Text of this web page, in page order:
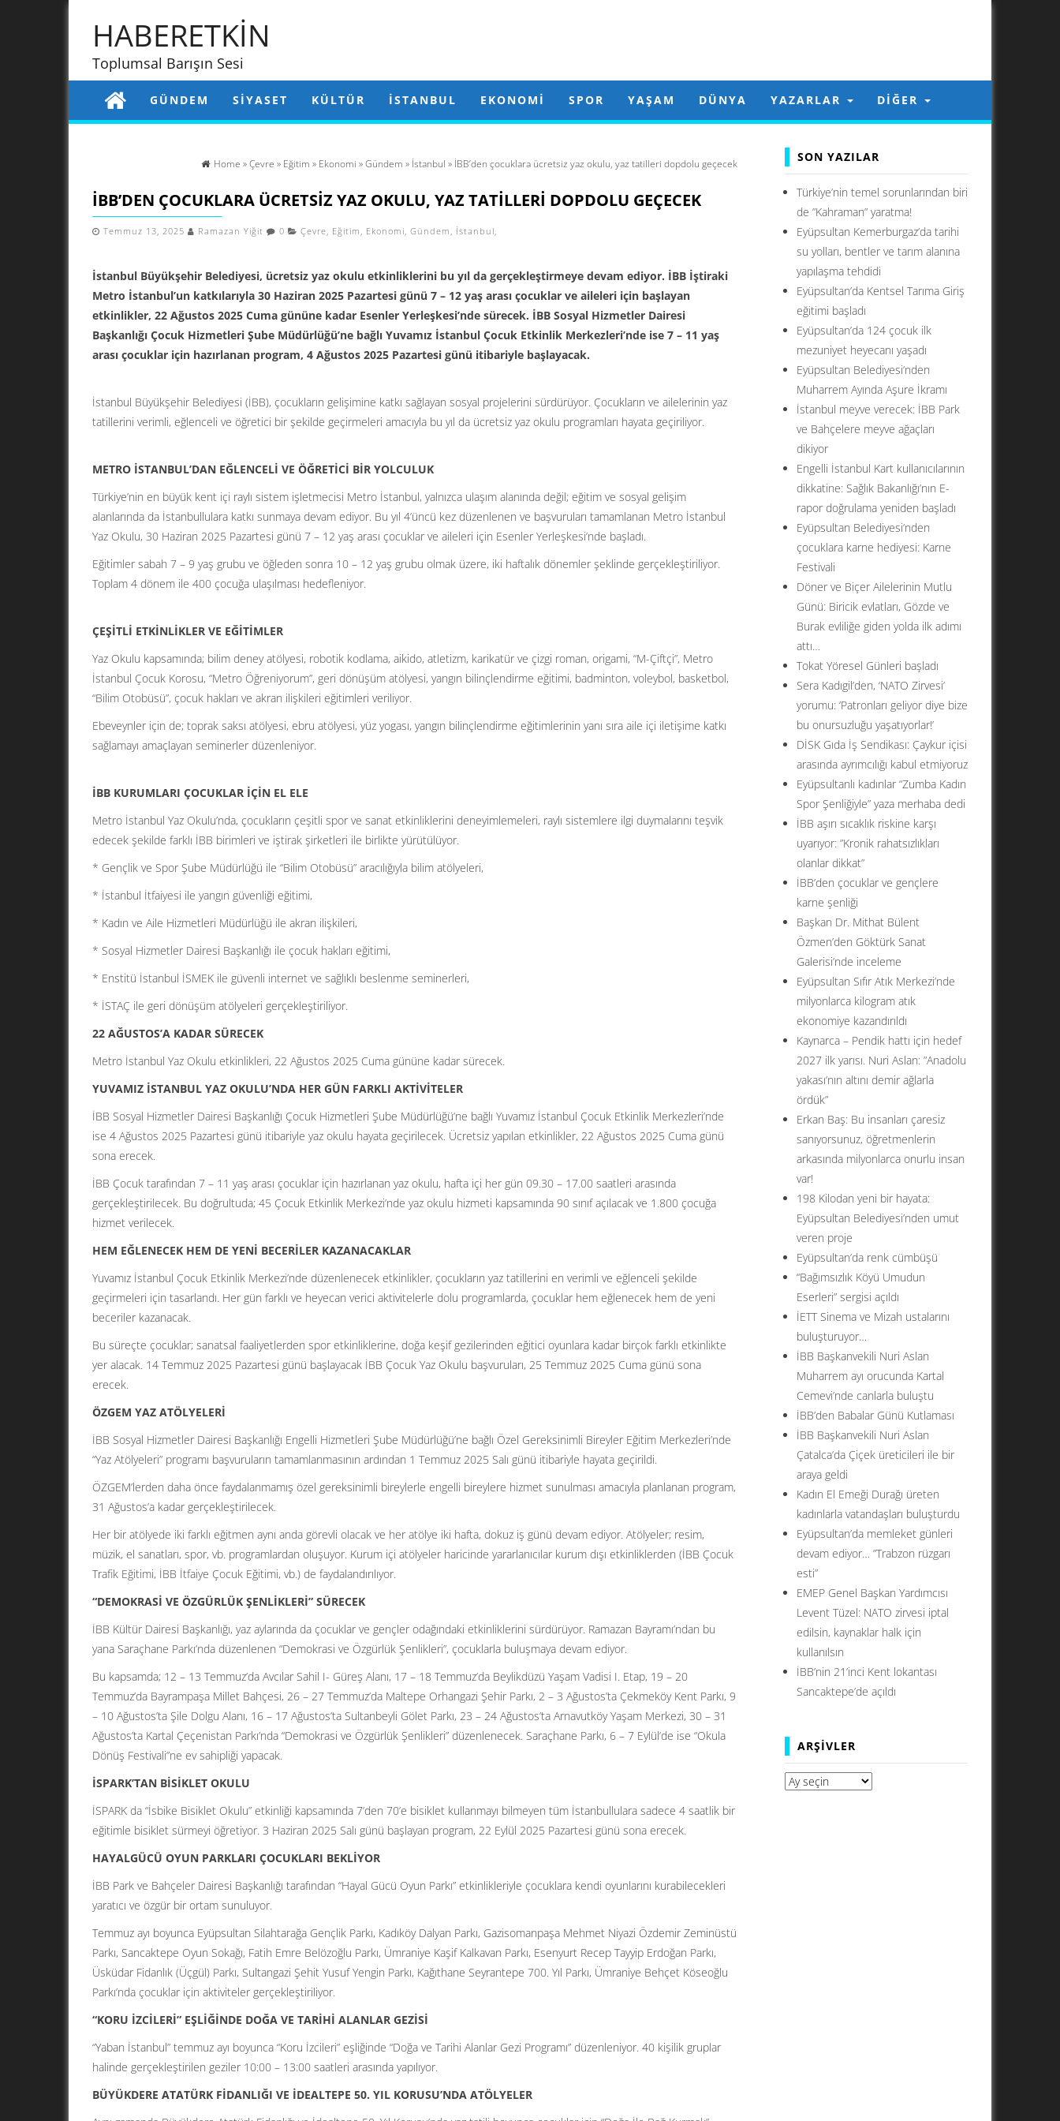
HABERETKİN
Toplumsal Barışın Sesi
GÜNDEM SIYASET KÜLTÜR İSTANBUL EKONOMI SPOR YAŞAM DÜNYA YAZARLAR DIĞER
Home »Çevre » Eğitim » Ekonomi »Gündem » İstanbul » İBB’den çocuklara ücretsiz yaz okulu, yaz tatilleri dopdolu geçecek
İBB’DEN ÇOCUKLARA ÜCRETSIZ YAZ OKULU, YAZ TATILLERI DOPDOLU GEÇECEK
Temmuz 13, 2025 Ramazan Yiğit 0 Çevre, Eğitim , Ekonomi, Gündem , İstanbul,
İstanbul Büyükşehir Belediyesi, ücretsiz yaz okulu etkinliklerini bu yıl da gerçekleştirmeye devam ediyor. İBB İştiraki
Metro İstanbul’un katkılarıyla 30 Haziran 2025 Pazartesi günü 7 – 12 yaş arası çocuklar ve aileleri için başlayan
etkinlikler, 22 Ağustos 2025 Cuma gününe kadar Esenler Yerleşkesi’nde sürecek. İBB Sosyal Hizmetler Dairesi
Başkanlığı Çocuk Hizmetleri Şube Müdürlüğü’ne bağlı Yuvamız İstanbul Çocuk Etkinlik Merkezleri’nde ise 7 – 11 yaş
arası çocuklar için hazırlanan program, 4 Ağustos 2025 Pazartesi günü itibariyle başlayacak.
İstanbul Büyükşehir Belediyesi (İBB), çocukların gelişimine katkı sağlayan sosyal projelerini sürdürüyor. Çocukların ve ailelerinin yaz
tatillerini verimli, eğlenceli ve öğretici bir şekilde geçirmeleri amacıyla bu yıl da ücretsiz yaz okulu programları hayata geçiriliyor.
METRO İSTANBUL’DAN EĞLENCELİ VE ÖĞRETİCİ BİR YOLCULUK
Türkiye’nin en büyük kent içi raylı sistem işletmecisi Metro İstanbul, yalnızca ulaşım alanında değil; eğitim ve sosyal gelişim
alanlarında da İstanbullulara katkı sunmaya devam ediyor. Bu yıl 4’üncü kez düzenlenen ve başvuruları tamamlanan Metro İstanbul
Yaz Okulu, 30 Haziran 2025 Pazartesi günü 7 – 12 yaş arası çocuklar ve aileleri için Esenler Yerleşkesi’nde başladı.
Eğitimler sabah 7 – 9 yaş grubu ve öğleden sonra 10 – 12 yaş grubu olmak üzere, iki haftalık dönemler şeklinde gerçekleştiriliyor.
Toplam 4 dönem ile 400 çocuğa ulaşılması hedefleniyor.
ÇEŞİTLİ ETKİNLİKLER VE EĞİTİMLER
Yaz Okulu kapsamında; bilim deney atölyesi, robotik kodlama, aikido, atletizm, karikatür ve çizgi roman, origami, “M-Çiftçi”, Metro
İstanbul Çocuk Korosu, “Metro Öğreniyorum”, geri dönüşüm atölyesi, yangın bilinçlendirme eğitimi, badminton, voleybol, basketbol,
“Bilim Otobüsü”, çocuk hakları ve akran ilişkileri eğitimleri veriliyor.
Ebeveynler için de; toprak saksı atölyesi, ebru atölyesi, yüz yogası, yangın bilinçlendirme eğitimlerinin yanı sıra aile içi iletişime katkı
sağlamayı amaçlayan seminerler düzenleniyor.
İBB KURUMLARI ÇOCUKLAR İÇİN EL ELE
Metro İstanbul Yaz Okulu’nda, çocukların çeşitli spor ve sanat etkinliklerini deneyimlemeleri, raylı sistemlere ilgi duymalarını teşvik
edecek şekilde farklı İBB birimleri ve iştirak şirketleri ile birlikte yürütülüyor.
* Gençlik ve Spor Şube Müdürlüğü ile “Bilim Otobüsü” aracılığıyla bilim atölyeleri,
* İstanbul İtfaiyesi ile yangın güvenliği eğitimi,
* Kadın ve Aile Hizmetleri Müdürlüğü ile akran ilişkileri,
* Sosyal Hizmetler Dairesi Başkanlığı ile çocuk hakları eğitimi,
* Enstitü İstanbul İSMEK ile güvenli internet ve sağlıklı beslenme seminerleri,
* İSTAÇ ile geri dönüşüm atölyeleri gerçekleştiriliyor.
22 AĞUSTOS’A KADAR SÜRECEK
Metro İstanbul Yaz Okulu etkinlikleri, 22 Ağustos 2025 Cuma gününe kadar sürecek.
YUVAMIZ İSTANBUL YAZ OKULU’NDA HER GÜN FARKLI AKTİVİTELER
İBB Sosyal Hizmetler Dairesi Başkanlığı Çocuk Hizmetleri Şube Müdürlüğü’ne bağlı Yuvamız İstanbul Çocuk Etkinlik Merkezleri’nde
ise 4 Ağustos 2025 Pazartesi günü itibariyle yaz okulu hayata geçirilecek. Ücretsiz yapılan etkinlikler, 22 Ağustos 2025 Cuma günü
sona erecek.
İBB Çocuk tarafından 7 – 11 yaş arası çocuklar için hazırlanan yaz okulu, hafta içi her gün 09.30 – 17.00 saatleri arasında
gerçekleştirilecek. Bu doğrultuda; 45 Çocuk Etkinlik Merkezi’nde yaz okulu hizmeti kapsamında 90 sınıf açılacak ve 1.800 çocuğa
hizmet verilecek.
HEM EĞLENECEK HEM DE YENİ BECERİLER KAZANACAKLAR
Yuvamız İstanbul Çocuk Etkinlik Merkezi’nde düzenlenecek etkinlikler, çocukların yaz tatillerini en verimli ve eğlenceli şekilde
geçirmeleri için tasarlandı. Her gün farklı ve heyecan verici aktivitelerle dolu programlarda, çocuklar hem eğlenecek hem de yeni
beceriler kazanacak.
Bu süreçte çocuklar; sanatsal faaliyetlerden spor etkinliklerine, doğa keşif gezilerinden eğitici oyunlara kadar birçok farklı etkinlikte
yer alacak. 14 Temmuz 2025 Pazartesi günü başlayacak İBB Çocuk Yaz Okulu başvuruları, 25 Temmuz 2025 Cuma günü sona
erecek.
ÖZGEM YAZ ATÖLYELERİ
İBB Sosyal Hizmetler Dairesi Başkanlığı Engelli Hizmetleri Şube Müdürlüğü’ne bağlı Özel Gereksinimli Bireyler Eğitim Merkezleri’nde
“Yaz Atölyeleri” programı başvuruların tamamlanmasının ardından 1 Temmuz 2025 Salı günü itibariyle hayata geçirildi.
ÖZGEM’lerden daha önce faydalanmamış özel gereksinimli bireylerle engelli bireylere hizmet sunulması amacıyla planlanan program,
31 Ağustos’a kadar gerçekleştirilecek.
Her bir atölyede iki farklı eğitmen aynı anda görevli olacak ve her atölye iki hafta, dokuz iş günü devam ediyor. Atölyeler; resim,
müzik, el sanatları, spor, vb. programlardan oluşuyor. Kurum içi atölyeler haricinde yararlanıcılar kurum dışı etkinliklerden (İBB Çocuk
Trafik Eğitimi, İBB İtfaiye Çocuk Eğitimi, vb.) de faydalandırılıyor.
“DEMOKRASİ VE ÖZGÜRLÜK ŞENLİKLERİ” SÜRECEK
İBB Kültür Dairesi Başkanlığı, yaz aylarında da çocuklar ve gençler odağındaki etkinliklerini sürdürüyor. Ramazan Bayramı’ndan bu
yana Saraçhane Parkı’nda düzenlenen “Demokrasi ve Özgürlük Şenlikleri”, çocuklarla buluşmaya devam ediyor.
Bu kapsamda; 12 – 13 Temmuz’da Avcılar Sahil I- Güreş Alanı, 17 – 18 Temmuz’da Beylikdüzü Yaşam Vadisi I. Etap, 19 – 20
Temmuz’da Bayrampaşa Millet Bahçesi, 26 – 27 Temmuz’da Maltepe Orhangazi Şehir Parkı, 2 – 3 Ağustos’ta Çekmeköy Kent Parkı, 9
– 10 Ağustos’ta Şile Dolgu Alanı, 16 – 17 Ağustos’ta Sultanbeyli Gölet Parkı, 23 – 24 Ağustos’ta Arnavutköy Yaşam Merkezi, 30 – 31
Ağustos’ta Kartal Çeçenistan Parkı’nda “Demokrasi ve Özgürlük Şenlikleri” düzenlenecek. Saraçhane Parkı, 6 – 7 Eylül’de ise “Okula
Dönüş Festivali”ne ev sahipliği yapacak.
İSPARK’TAN BİSİKLET OKULU
İSPARK da “İsbike Bisiklet Okulu” etkinliği kapsamında 7’den 70’e bisiklet kullanmayı bilmeyen tüm İstanbullulara sadece 4 saatlik bir
eğitimle bisiklet sürmeyi öğretiyor. 3 Haziran 2025 Salı günü başlayan program, 22 Eylül 2025 Pazartesi günü sona erecek.
HAYALGÜCÜ OYUN PARKLARI ÇOCUKLARI BEKLİYOR
İBB Park ve Bahçeler Dairesi Başkanlığı tarafından “Hayal Gücü Oyun Parkı” etkinlikleriyle çocuklara kendi oyunlarını kurabilecekleri
yaratıcı ve özgür bir ortam sunuluyor.
Temmuz ayı boyunca Eyüpsultan Silahtarağa Gençlik Parkı, Kadıköy Dalyan Parkı, Gazisomanpaşa Mehmet Niyazi Özdemir Zeminüstü
Parkı, Sancaktepe Oyun Sokağı, Fatih Emre Belözoğlu Parkı, Ümraniye Kaşif Kalkavan Parkı, Esenyurt Recep Tayyip Erdoğan Parkı,
Üsküdar Fidanlık (Üçgül) Parkı, Sultangazi Şehit Yusuf Yengin Parkı, Kağıthane Seyrantepe 700. Yıl Parkı, Ümraniye Behçet Köseoğlu
Parkı’nda çocuklar için aktiviteler gerçekleştiriliyor.
“KORU İZCİLERİ” EŞLİĞİNDE DOĞA VE TARİHİ ALANLAR GEZİSİ
“Yaban İstanbul” temmuz ayı boyunca “Koru İzcileri” eşliğinde “Doğa ve Tarihi Alanlar Gezi Programı” düzenleniyor. 40 kişilik gruplar
halinde gerçekleştirilen geziler 10:00 – 13:00 saatleri arasında yapılıyor.
BÜYÜKDERE ATATÜRK FİDANLIĞI VE İDEALTEPE 50. YIL KORUSU’NDA ATÖLYELER
SON YAZILAR
Türkiye’nin temel sorunlarından biri
de ”Kahraman” yaratma!
Eyüpsultan Kemerburgaz’da tarihi
su yolları, bentler ve tarım alanına
yapılaşma tehdidi
Eyüpsultan’da Kentsel Tarıma Giriş
eğitimi başladı
Eyüpsultan’da 124 çocuk ilk
mezuniyet heyecanı yaşadı
Eyüpsultan Belediyesi’nden
Muharrem Ayında Aşure İkramı
İstanbul meyve verecek: İBB Park
ve Bahçelere meyve ağaçları
dikiyor
Engelli İstanbul Kart kullanıcılarının
dikkatine: Sağlık Bakanlığı’nın E-
rapor doğrulama yeniden başladı
Eyüpsultan Belediyesi’nden
çocuklara karne hediyesi: Karne
Festivali
Döner ve Biçer Ailelerinin Mutlu
Günü: Biricik evlatları, Gözde ve
Burak evliliğe giden yolda ilk adımı
attı…
Tokat Yöresel Günleri başladı
Sera Kadıgil’den, ‘NATO Zirvesi’
yorumu: ‘Patronları geliyor diye bize
bu onursuzluğu yaşatıyorlar!’
DİSK Gıda İş Sendikası: Çaykur içisi
arasında ayrımcılığı kabul etmiyoruz
Eyüpsultanlı kadınlar “Zumba Kadın
Spor Şenliğiyle” yaza merhaba dedi
İBB aşırı sıcaklık riskine karşı
uyarıyor: ”Kronik rahatsızlıkları
olanlar dikkat”
İBB’den çocuklar ve gençlere
karne şenliği
Başkan Dr. Mithat Bülent
Özmen’den Göktürk Sanat
Galerisi’nde inceleme
Eyüpsultan Sıfır Atık Merkezi’nde
milyonlarca kilogram atık
ekonomiye kazandırıldı
Kaynarca – Pendik hattı için hedef
2027 ilk yarısı. Nuri Aslan: ”Anadolu
yakası’nın altını demir ağlarla
ördük”
Erkan Baş: Bu insanları çaresiz
sanıyorsunuz, öğretmenlerin
arkasında milyonlarca onurlu insan
var!
198 Kilodan yeni bir hayata:
Eyüpsultan Belediyesi’nden umut
veren proje
Eyüpsultan’da renk cümbüşü
“Bağımsızlık Köyü Umudun
Eserleri” sergisi açıldı
İETT Sinema ve Mizah ustalarını
buluşturuyor…
İBB Başkanvekili Nuri Aslan
Muharrem ayı orucunda Kartal
Cemevi’nde canlarla buluştu
İBB’den Babalar Günü Kutlaması
İBB Başkanvekili Nuri Aslan
Çatalca’da Çiçek üreticileri ile bir
araya geldi
Kadın El Emeği Durağı üreten
kadınlarla vatandaşları buluşturdu
Eyüpsultan’da memleket günleri
devam ediyor… ”Trabzon rüzgarı
esti”
EMEP Genel Başkan Yardımcısı
Levent Tüzel: NATO zirvesi iptal
edilsin, kaynaklar halk için
kullanılsın
İBB’nin 21’inci Kent lokantası
Sancaktepe’de açıldı
ARŞIVLER
Arşivler